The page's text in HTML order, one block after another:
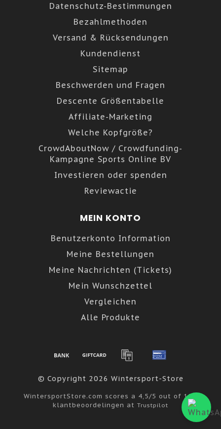
Datenschutz-Bestimmungen
Bezahlmethoden
Versand & Rücksendungen
Kundendienst
Sitemap
Beschwerden und Fragen
Descente Größentabelle
Affiliate-Marketing
Welche Kopfgröße?
CrowdAboutNow / Crowdfunding-
Kampagne Sports Online BV
Investieren oder spenden
Reviewactie
MEIN KONTO
Benutzerkonto Information
Meine Bestellungen
Meine Nachrichten (Tickets)
Mein Wunschzettel
Vergleichen
Alle Produkte
© Copyright 2026 Wintersport-Store
WintersportStore.com scores a 4,5/5 out of 122
klantbeoordelingen at Trustpilot